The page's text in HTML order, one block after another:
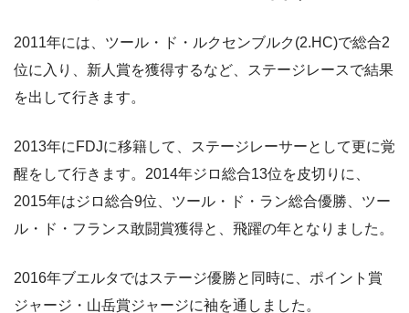
2011年には、ツール・ド・ルクセンブルク(2.HC)で総合2
位に入り、新人賞を獲得するなど、ステージレースで結果
を出して行きます。
2013年にFDJに移籍して、ステージレーサーとして更に覚
醒をして行きます。2014年ジロ総合13位を皮切りに、
2015年はジロ総合9位、ツール・ド・ラン総合優勝、ツー
ル・ド・フランス敢闘賞獲得と、飛躍の年となりました。
2016年ブエルタではステージ優勝と同時に、ポイント賞
ジャージ・山岳賞ジャージに袖を通しました。